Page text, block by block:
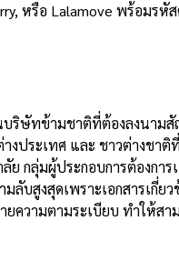
หรือ Lalamove พร้อมร
บริษัทข้ามชาติที่ต้องลงนา
ประเทศ และ ชาวต่างชาติ
กลุ่มผู้ประกอบการต้องกา
ลับสูงสุดเพราะเอกสารเกี่ย
ความตามระเบียบ ทำให้สา